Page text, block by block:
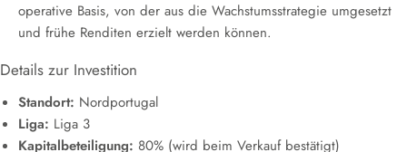
operative Basis, von der aus die Wachstumsstrategie umgesetzt
und frühe Renditen erzielt werden können.
Details zur Investition
Standort: Nordportugal
Liga: Liga 3
Kapitalbeteiligung: 80% (wird beim Verkauf bestätigt)